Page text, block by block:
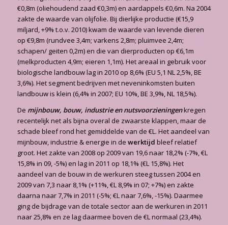
€0,8m (oliehoudend zaad €0,3m) en aardappels €0,6m. Na 2004
zakte de waarde van olijfolie. Bij dierlijke productie (€15,9
miljard, +9% t.o.v. 2010) kwam de waarde van levende dieren
op €9,8m (rundvee 3,4m; varkens 2,8m; pluimvee 2,4m;
schapen/ geiten 0,2m) en die van dierproducten op €6,1m
(melkproducten 4,9m; eieren 1,1m). Het areaal in gebruik voor
biologische landbouw lag in 2010 op 8,6% (EU 5,1 NL 2,5%, BE
3,6%). Het segment bedrijven met neveninkomsten buiten
landbouw is klein (6,4% in 2007; EU 10%, BE 3,9%, NL 18,5%).
De mijnbouw, bouw, industrie en nutsvoorzieningenkregen
recentelijk net als bijna overal de zwaarste klappen, maar de
schade bleef rond het gemiddelde van de €L. Het aandeel van
mijnbouw, industrie & energie in de werktijd bleef relatief
groot. Het zakte van 2008 op 2009 van 19,6 naar 18,2% (-7%, €L
15,8% in 09, -5%) en lag in 2011 op 18,1% (€L 15,8%). Het
aandeel van de bouw in de werkuren steeg tussen 2004 en
2009 van 7,3 naar 8,1% (+11%, €L 8,9% in 07; +7%) en zakte
daarna naar 7,7% in 2011 (-5%; €L naar 7,6%, -15%). Daarmee
ging de bijdrage van de totale sector aan de werkuren in 2011
naar 25,8% en ze lag daarmee boven de €L normaal (23,4%).